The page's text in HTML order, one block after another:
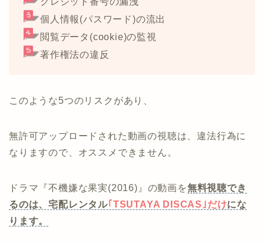
個人情報(パスワード)の流出
閲覧データ(cookie)の監視
著作権法の違反
このような5つのリスクがあり、
無許可アップロードされた動画の視聴は、違法行為に
なりますので、オススメできません。
ドラマ『不機嫌な果実(2016)』の動画を無料視聴でき
るのは、宅配レンタル｢TSUTAYA DISCAS｣だけにな
ります。